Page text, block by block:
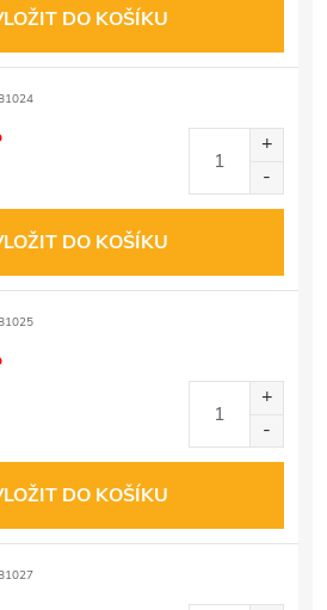
DO KOŠÍKU
DO KOŠÍKU
DO KOŠÍKU